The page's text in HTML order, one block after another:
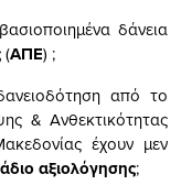
δάνεια
(ΑΠΕ) ;
από το
& Ανθεκτικότητας
έχουν μεν
αξιολόγησης;